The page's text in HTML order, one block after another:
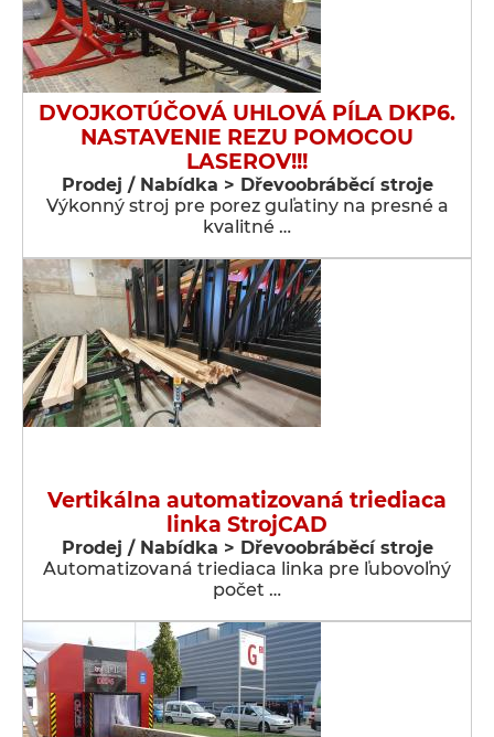
DVOJKOTÚČOVÁ UHLOVÁ PÍLA DKP6.
NASTAVENIE REZU POMOCOU
LASEROV!!!
Prodej / Nabídka > Dřevoobráběcí stroje
Výkonný stroj pre porez guľatiny na presné a
kvalitné …
Vertikálna automatizovaná triediaca
linka StrojCAD
Prodej / Nabídka > Dřevoobráběcí stroje
Automatizovaná triediaca linka pre ľubovoľný
počet …